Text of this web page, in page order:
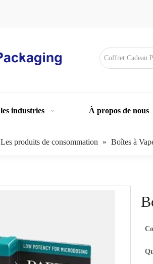
les industries À propos de nous
Les produits de consommation » Boîtes à